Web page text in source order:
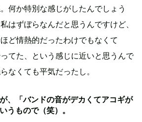
何か特別な感じがしたんでしょう
はずぼらなんだと思うんですけど、
ど情熱的だったわけでもなくて
ってた、という感じに近いと思うんで
なくても平気だったし。
、「バンドの音がデカくてアコギが
うもので（笑）。